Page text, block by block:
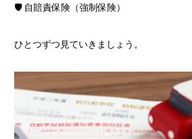
🛡️ 自賠責保険（強制保険）
ひとつずつ見ていきましょう。